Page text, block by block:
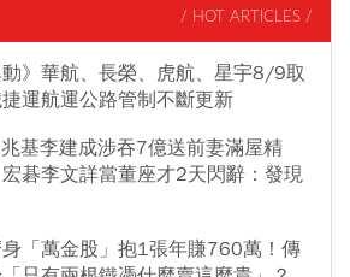
/ HOT ARTICLES /
》華航、長榮、虎航、星宇8/9取
運航運公路管制不斷更新
基李建成涉吞7億送前妻滿屋精
碁李文詳當董座才2天閃辭：發現
「萬金股」抱1張年賺760萬！傳